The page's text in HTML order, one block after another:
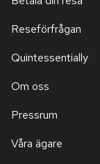
Reseförfrågan
Quintessentially
Om oss
Pressrum
Våra ägare